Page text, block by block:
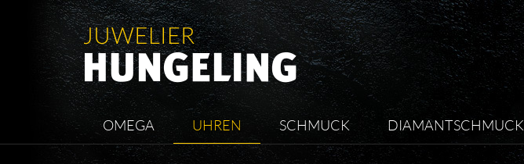
OMEGA UHREN SCHMUCK DIAMANTSCHMUCK